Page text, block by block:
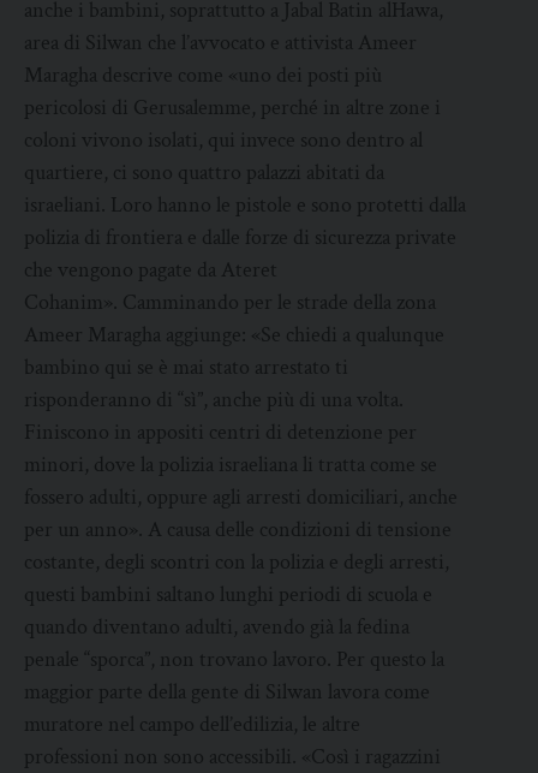
anche i bambini, soprattutto a Jabal Batin alHawa,
area di Silwan che l’avvocato e attivista Ameer
Maragha descrive come «uno dei posti più
pericolosi di Gerusalemme, perché in altre zone i
coloni vivono isolati, qui invece sono dentro al
quartiere, ci sono quattro palazzi abitati da
israeliani. Loro hanno le pistole e sono protetti dalla
polizia di frontiera e dalle forze di sicurezza private
che vengono pagate da Ateret
Cohanim». Camminando per le strade della zona
Ameer Maragha aggiunge: «Se chiedi a qualunque
bambino qui se è mai stato arrestato ti
risponderanno di “sì”, anche più di una volta.
Finiscono in appositi centri di detenzione per
minori, dove la polizia israeliana li tratta come se
fossero adulti, oppure agli arresti domiciliari, anche
per un anno». A causa delle condizioni di tensione
costante, degli scontri con la polizia e degli arresti,
questi bambini saltano lunghi periodi di scuola e
quando diventano adulti, avendo già la fedina
penale “sporca”, non trovano lavoro. Per questo la
maggior parte della gente di Silwan lavora come
muratore nel campo dell’edilizia, le altre
professioni non sono accessibili. «Così i ragazzini